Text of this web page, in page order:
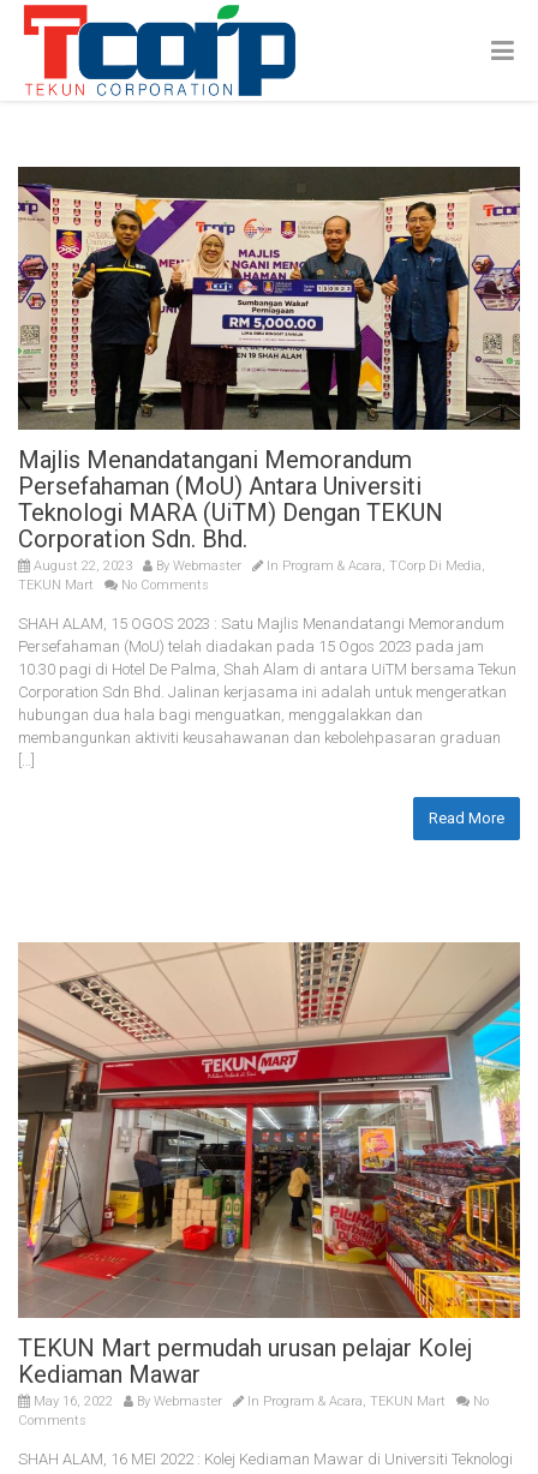
Majlis Menandatangani Memorandum
Persefahaman (MoU) Antara Universiti
Teknologi MARA (UiTM) Dengan TEKUN
Corporation Sdn. Bhd.
August 22, 2023 By Webmaster In Program & Acara, TCorp Di Media,
TEKUN Mart
No Comments
SHAH ALAM, 15 OGOS 2023 : Satu Majlis Menandatangi Memorandum
Persefahaman (MoU) telah diadakan pada 15 Ogos 2023 pada jam
10.30 pagi di Hotel De Palma, Shah Alam di antara UiTM bersama Tekun
Corporation Sdn Bhd. Jalinan kerjasama ini adalah untuk mengeratkan
hubungan dua hala bagi menguatkan, menggalakkan dan
membangunkan aktiviti keusahawanan dan kebolehpasaran graduan
[…]
Read More
TEKUN Mart permudah urusan pelajar Kolej
Kediaman Mawar
May 16, 2022 By Webmaster In Program & Acara, TEKUN Mart
No
Comments
SHAH ALAM, 16 MEI 2022 : Kolej Kediaman Mawar di Universiti Teknologi